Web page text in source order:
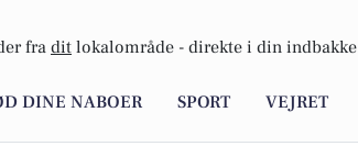
fra dit lokalområde - direkte i din indbakke
DINE NABOER SPORT VEJRET